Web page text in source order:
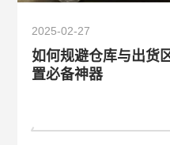
2025-02-27
如何规避仓库与出货
置必备神器